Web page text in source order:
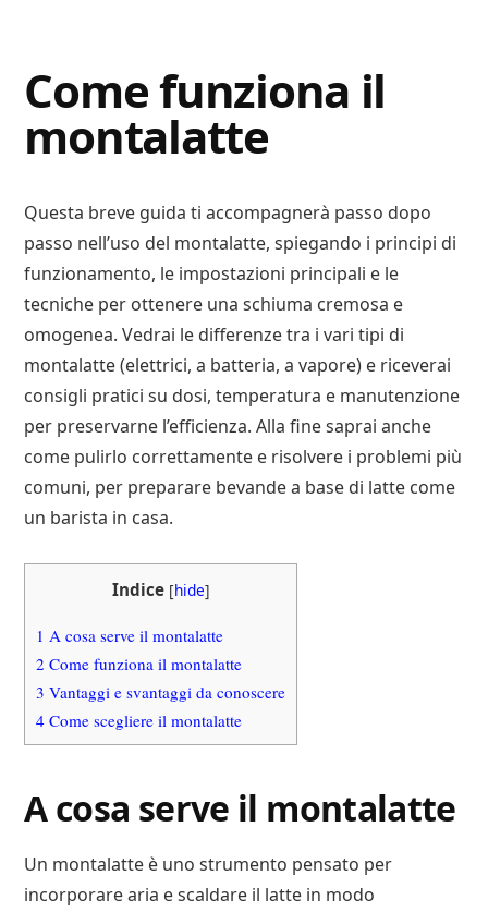
Advisory
Come funziona il
montalatte
Questa breve guida ti accompagnerà passo dopo
passo nell’uso del montalatte, spiegando i principi di
funzionamento, le impostazioni principali e le
tecniche per ottenere una schiuma cremosa e
omogenea. Vedrai le differenze tra i vari tipi di
montalatte (elettrici, a batteria, a vapore) e riceverai
consigli pratici su dosi, temperatura e manutenzione
per preservarne l’efficienza. Alla fine saprai anche
come pulirlo correttamente e risolvere i problemi più
comuni, per preparare bevande a base di latte come
un barista in casa.
Indice [hide]
1 A cosa serve il montalatte
2 Come funziona il montalatte
3 Vantaggi e svantaggi da conoscere
4 Come scegliere il montalatte
A cosa serve il montalatte
Un montalatte è uno strumento pensato per
incorporare aria e scaldare il latte in modo